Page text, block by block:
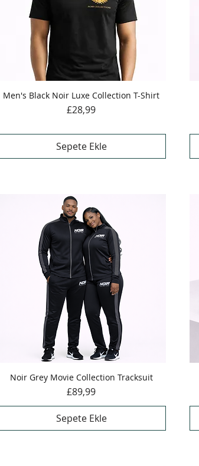
Hızlı Bakış
Men's Black Noir Luxe Collection T-Shirt
Fiyat
£28,99
Sepete Ekle
Hızlı Bakış
Noir Grey Movie Collection Tracksuit
Fiyat
£89,99
Sepete Ekle